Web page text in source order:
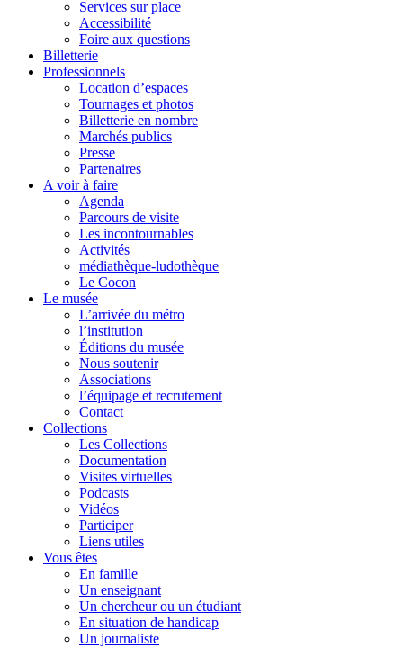
Services sur place
Accessibilité
Foire aux questions
Billetterie
Professionnels
Location d’espaces
Tournages et photos
Billetterie en nombre
Marchés publics
Presse
Partenaires
A voir à faire
Agenda
Parcours de visite
Les incontournables
Activités
médiathèque-ludothèque
Le Cocon
Le musée
L’arrivée du métro
l’institution
Éditions du musée
Nous soutenir
Associations
l’équipage et recrutement
Contact
Collections
Les Collections
Documentation
Visites virtuelles
Podcasts
Vidéos
Participer
Liens utiles
Vous êtes
En famille
Un enseignant
Un chercheur ou un étudiant
En situation de handicap
Un journaliste